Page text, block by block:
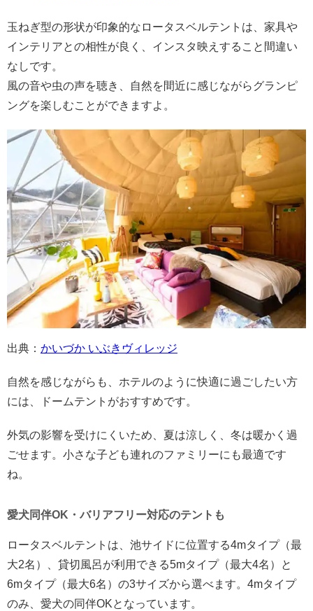
玉ねぎ型の形状が印象的なロータスベルテントは、家具や
インテリアとの相性が良く、インスタ映えすること間違い
なしです。
風の音や虫の声を聴き、自然を間近に感じながらグランピ
ングを楽しむことができますよ。
出典： かいづか いぶきヴィレッジ
自然を感じながらも、ホテルのように快適に過ごしたい方
には、ドームテントがおすすめです。
外気の影響を受けにくいため、夏は涼しく、冬は暖かく過
ごせます。小さな子ども連れのファミリーにも最適です
ね。
愛犬同伴OK・バリアフリー対応のテントも
ロータスベルテントは、池サイドに位置する4mタイプ（最
大2名）、貸切風呂が利用できる5mタイプ（最大4名）と
6mタイプ（最大6名）の3サイズから選べます。4mタイプ
のみ、愛犬の同伴OKとなっています。